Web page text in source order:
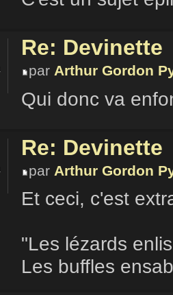
Re: Devinette
par Arthur Gordon
Qui donc va
Re: Devinette
par Arthur Gordon
Et ceci, c'est
"Les lézards
Les buffles